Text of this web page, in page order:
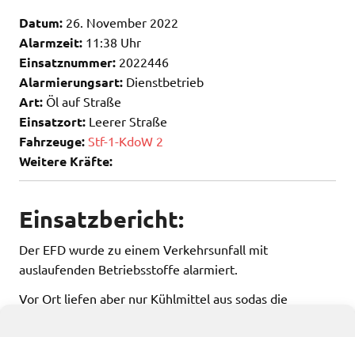
Datum: 26. November 2022
Alarmzeit: 11:38 Uhr
Einsatznummer: 2022446
Alarmierungsart: Dienstbetrieb
Art: Öl auf Straße
Einsatzort: Leerer Straße
Fahrzeuge: Stf-1-KdoW 2
Weitere Kräfte:
Einsatzbericht:
Der EFD wurde zu einem Verkehrsunfall mit
auslaufenden Betriebsstoffe alarmiert.
Vor Ort liefen aber nur Kühlmittel aus sodas die